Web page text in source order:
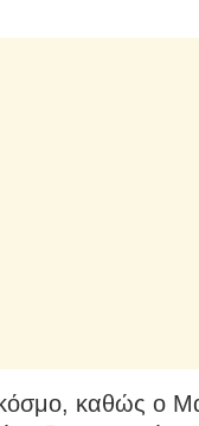
κόσμο, καθώς ο